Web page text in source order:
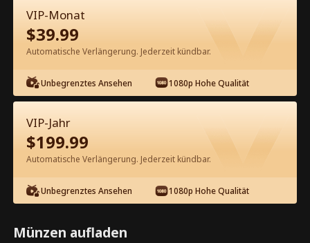
Episode 82 - Der Heilsgott
Kompletter Film
1-50 51-84
80 81 82 83
VIP-Monat
$39.99
Automatische Verlängerung. Jederzeit kündbar.
Unbegrenztes Ansehen 1080p Hohe Qualität
VIP-Jahr
$199.99
Automatische Verlängerung. Jederzeit kündbar.
Unbegrenztes Ansehen 1080p Hohe Qualität
Münzen aufladen